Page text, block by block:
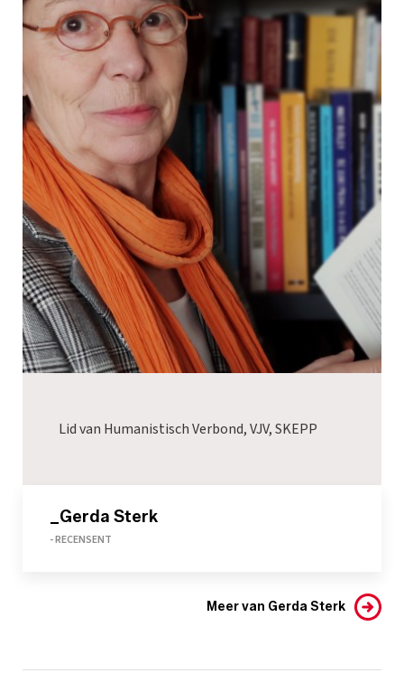
Lid van Humanistisch Verbond, VJV, SKEPP
_Gerda Sterk
- RECENSENT
Meer van Gerda Sterk